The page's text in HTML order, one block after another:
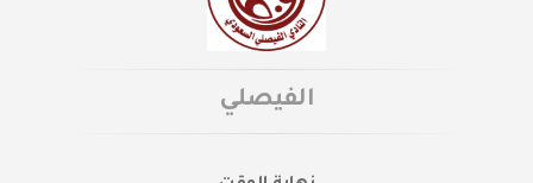
الفيصلي